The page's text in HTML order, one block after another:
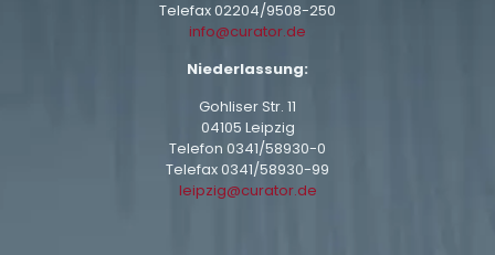
Telefax 02204/9508-250
info@curator.de
Niederlassung:
Gohliser Str. 11
04105 Leipzig
Telefon 0341/58930-0
Telefax 0341/58930-99
leipzig@curator.de